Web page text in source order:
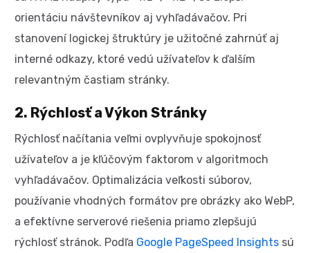
orientáciu návštevníkov aj vyhľadávačov. Pri
stanovení logickej štruktúry je užitočné zahrnúť aj
interné odkazy, ktoré vedú užívateľov k ďalším
relevantným častiam stránky.
2. Rýchlosť a Výkon Stránky
Rýchlosť načítania veľmi ovplyvňuje spokojnosť
užívateľov a je kľúčovým faktorom v algoritmoch
vyhľadávačov. Optimalizácia veľkosti súborov,
používanie vhodných formátov pre obrázky ako WebP,
a efektívne serverové riešenia priamo zlepšujú
rýchlosť stránok. Podľa Google PageSpeed Insights sú